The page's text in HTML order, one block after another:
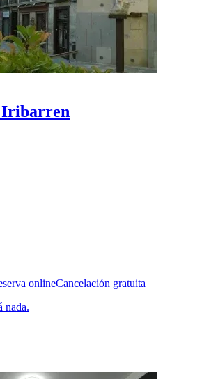
Iribarren
onlineCancelación gratuita
nada.